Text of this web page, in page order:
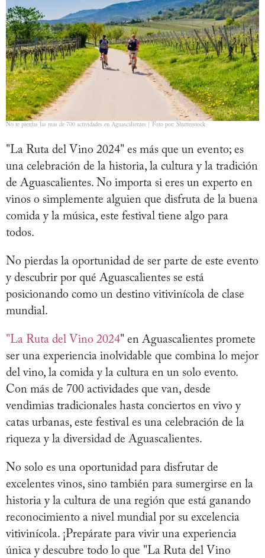
No te pierdas las más de 700 actividades en Aguascalientes | Foto por: Shutterstock
"La Ruta del Vino 2024" es más que un evento; es
una celebración de la historia, la cultura y la tradición
de Aguascalientes. No importa si eres un experto en
vinos o simplemente alguien que disfruta de la buena
comida y la música, este festival tiene algo para
todos.
No pierdas la oportunidad de ser parte de este evento
y descubrir por qué Aguascalientes se está
posicionando como un destino vitivinícola de clase
mundial.
"La Ruta del Vino 2024" en Aguascalientes promete
ser una experiencia inolvidable que combina lo mejor
del vino, la comida y la cultura en un solo evento.
Con más de 700 actividades que van, desde
vendimias tradicionales hasta conciertos en vivo y
catas urbanas, este festival es una celebración de la
riqueza y la diversidad de Aguascalientes.
No solo es una oportunidad para disfrutar de
excelentes vinos, sino también para sumergirse en la
historia y la cultura de una región que está ganando
reconocimiento a nivel mundial por su excelencia
vitivinícola. ¡Prepárate para vivir una experiencia
única y descubre todo lo que "La Ruta del Vino